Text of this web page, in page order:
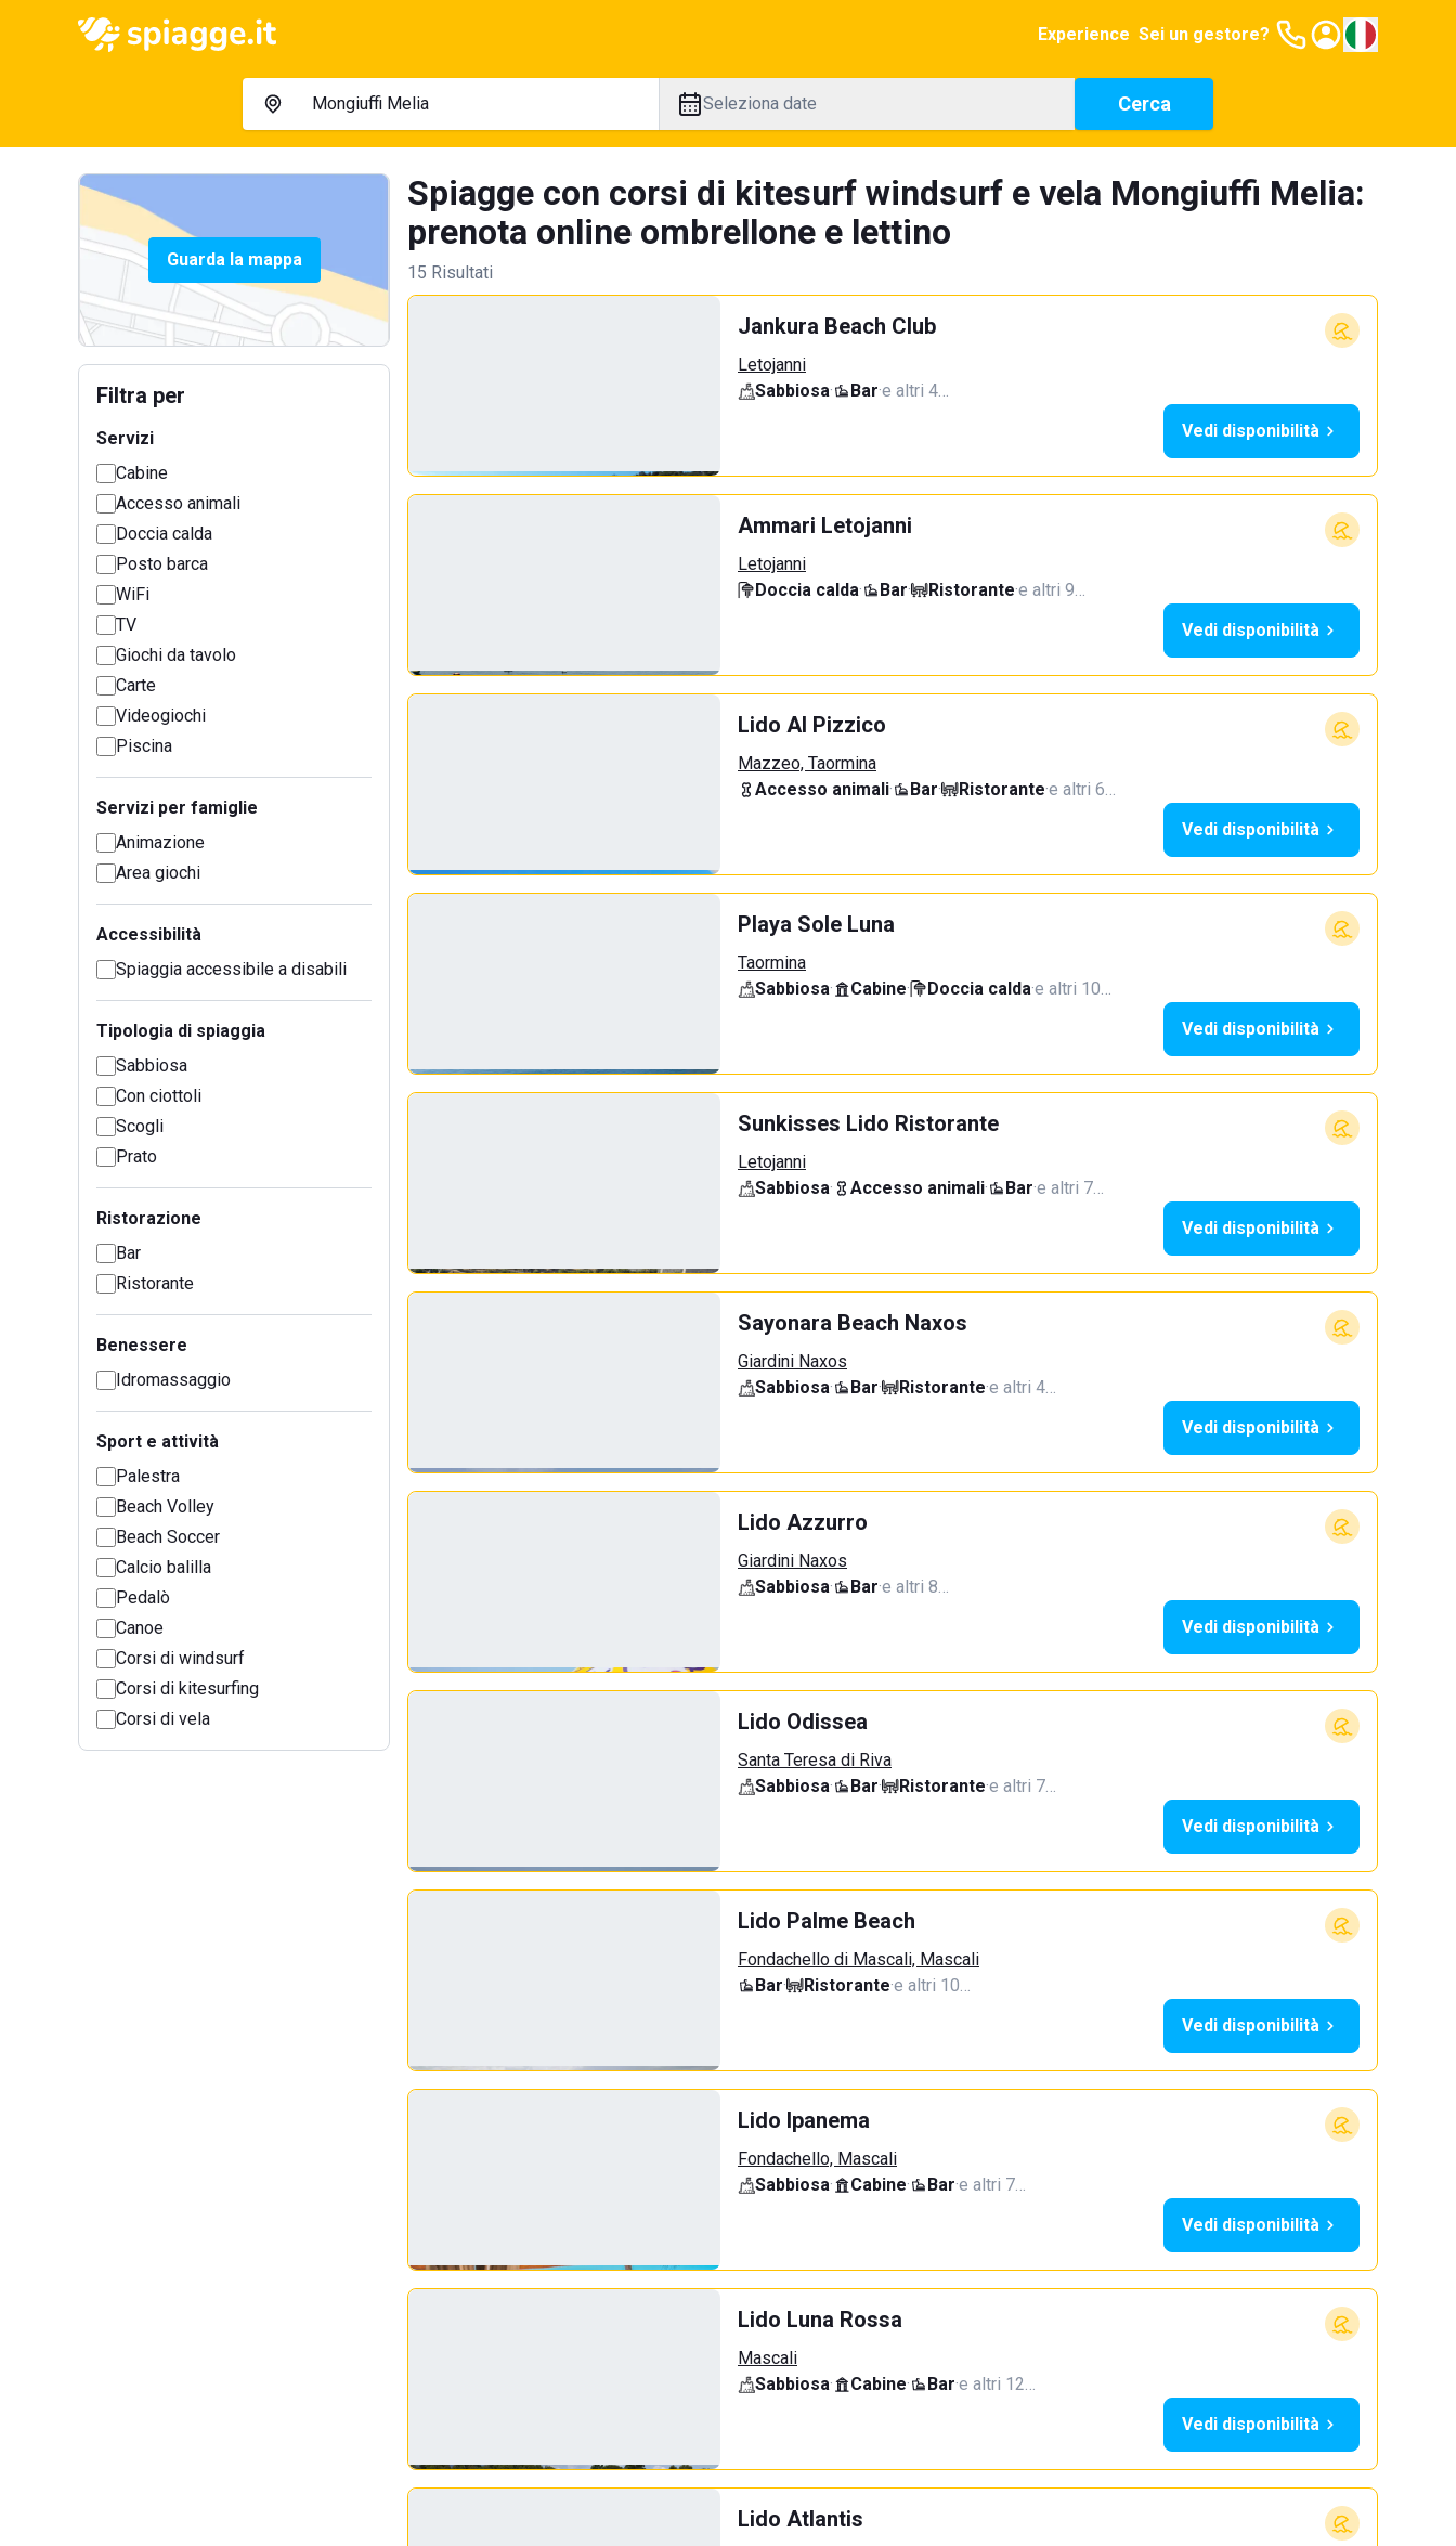
Experience Sei un gestore?
Seleziona date Cerca
Guarda la mappa
Filtra per
Servizi
Cabine
Accesso animali
Doccia calda
Posto barca
WiFi
TV
Giochi da tavolo
Carte
Videogiochi
Piscina
Servizi per famiglie
Animazione
Area giochi
Accessibilità
Spiaggia accessibile a disabili
Tipologia di spiaggia
Sabbiosa
Con ciottoli
Scogli
Prato
Ristorazione
Bar
Ristorante
Benessere
Idromassaggio
Sport e attività
Palestra
Beach Volley
Beach Soccer
Calcio balilla
Pedalò
Canoe
Corsi di windsurf
Corsi di kitesurfing
Corsi di vela
Spiagge con corsi di kitesurf windsurf e vela Mongiuffi Melia:
prenota online ombrellone e lettino
15 Risultati
Jankura Beach Club
Letojanni
Sabbiosa· Bar·e altri 4…
Vedi disponibilità
Ammari Letojanni
Letojanni
Doccia calda· Bar· Ristorante·e altri 9…
Vedi disponibilità
Lido Al Pizzico
Mazzeo, Taormina
Accesso animali· Bar· Ristorante·e altri 6…
Vedi disponibilità
Playa Sole Luna
Taormina
Sabbiosa· Cabine· Doccia calda·e altri 10…
Vedi disponibilità
Sunkisses Lido Ristorante
Letojanni
Sabbiosa· Accesso animali· Bar·e altri 7…
Vedi disponibilità
Sayonara Beach Naxos
Giardini Naxos
Sabbiosa· Bar· Ristorante·e altri 4…
Vedi disponibilità
Lido Azzurro
Giardini Naxos
Sabbiosa· Bar·e altri 8…
Vedi disponibilità
Lido Odissea
Santa Teresa di Riva
Sabbiosa· Bar· Ristorante·e altri 7…
Vedi disponibilità
Lido Palme Beach
Fondachello di Mascali, Mascali
Bar· Ristorante·e altri 10…
Vedi disponibilità
Lido Ipanema
Fondachello, Mascali
Sabbiosa· Cabine· Bar·e altri 7…
Vedi disponibilità
Lido Luna Rossa
Mascali
Sabbiosa· Cabine· Bar·e altri 12…
Vedi disponibilità
Lido Atlantis